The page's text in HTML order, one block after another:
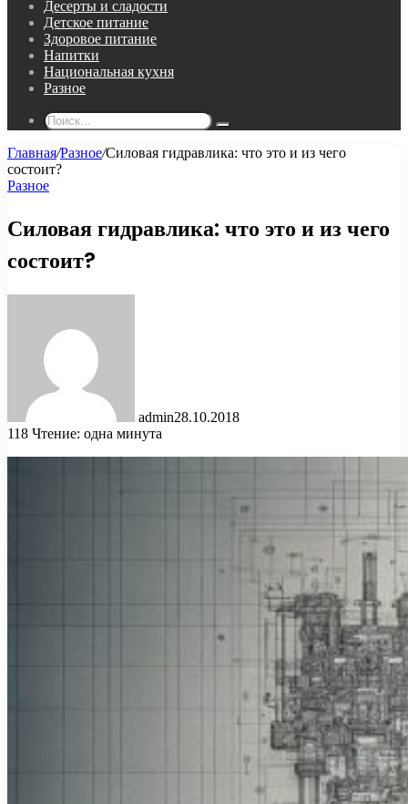
Десерты и сладости
Детское питание
Здоровое питание
Напитки
Национальная кухня
Разное
Поиск...
Главная/Разное/Силовая гидравлика: что это и из чего
состоит?
Разное
Силовая гидравлика: что это и из чего
состоит?
admin28.10.2018
118 Чтение: одна минута